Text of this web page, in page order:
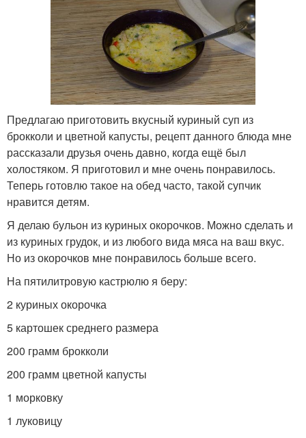
Предлагаю приготовить вкусный куриный суп из
брокколи и цветной капусты, рецепт данного блюда мне
рассказали друзья очень давно, когда ещё был
холостяком. Я приготовил и мне очень понравилось.
Теперь готовлю такое на обед часто, такой супчик
нравится детям.
Я делаю бульон из куриных окорочков. Можно сделать и
из куриных грудок, и из любого вида мяса на ваш вкус.
Но из окорочков мне понравилось больше всего.
На пятилитровую кастрюлю я беру:
2 куриных окорочка
5 картошек среднего размера
200 грамм брокколи
200 грамм цветной капусты
1 морковку
1 луковицу